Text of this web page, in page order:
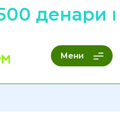
денари
Мени